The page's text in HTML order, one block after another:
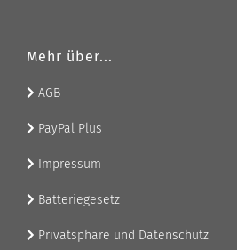
Mehr über...
AGB
PayPal Plus
Impressum
Batteriegesetz
Privatsphäre und Datenschutz